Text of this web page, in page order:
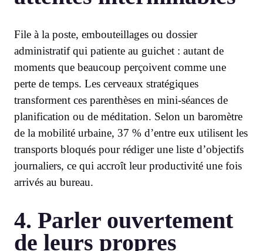
File à la poste, embouteillages ou dossier
administratif qui patiente au guichet : autant de
moments que beaucoup perçoivent comme une
perte de temps. Les cerveaux stratégiques
transforment ces parenthèses en mini-séances de
planification ou de méditation. Selon un baromètre
de la mobilité urbaine, 37 % d’entre eux utilisent les
transports bloqués pour rédiger une liste d’objectifs
journaliers, ce qui accroît leur productivité une fois
arrivés au bureau.
4. Parler ouvertement
de leurs propres